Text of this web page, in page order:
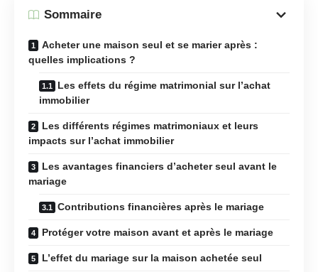
Sommaire
Acheter une maison seul et se marier après :
quelles implications ?
Les effets du régime matrimonial sur l’achat
immobilier
Les différents régimes matrimoniaux et leurs
impacts sur l’achat immobilier
Les avantages financiers d’acheter seul avant le
mariage
Contributions financières après le mariage
Protéger votre maison avant et après le mariage
L’effet du mariage sur la maison achetée seul